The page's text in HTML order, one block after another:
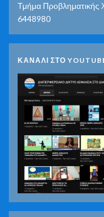
Τμήμα Προβληματικής
6448980
ΚΑΝΑΛΙ ΣΤΟ